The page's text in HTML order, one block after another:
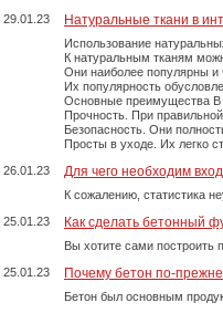
29.01.23
Натуральные ткани в
Использование
К натуральным тканям
Они наиболее популярны и
Их популярность
Основные преимущества В
Прочность. При
Безопасность. Они
Просты в уходе. Их легко
26.01.23
Для чего необходим
К сожалению, статистика
25.01.23
Как сделать бетонный
Вы хотите сами построить
25.01.23
Почему бетон по-
Бетон был основным